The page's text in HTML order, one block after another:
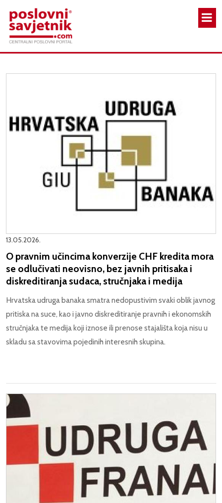
13.05.2026.
O pravnim učincima konverzije CHF kredita mora
se odlučivati neovisno, bez javnih pritisaka i
diskreditiranja sudaca, stručnjaka i medija
Hrvatska udruga banaka smatra nedopustivim svaki oblik javnog
pritiska na suce, kao i javno diskreditiranje pravnih i ekonomskih
stručnjaka te medija koji iznose ili prenose stajališta koja nisu u
skladu sa stavovima pojedinih interesnih skupina.